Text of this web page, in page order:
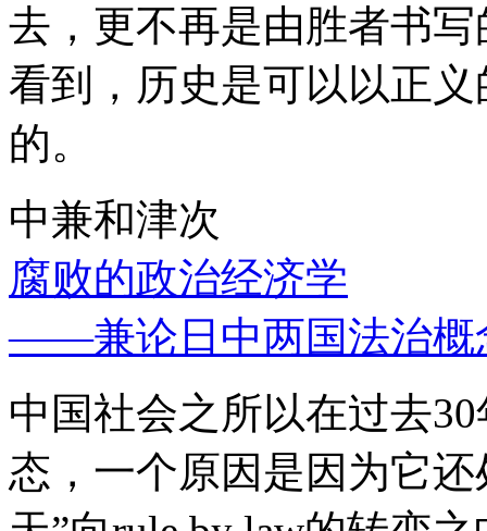
去，更不再是由胜者书
看到，历史是可以以正
的。
中兼和津次
腐败的政治经济学
——兼论日中两国法治概
中国社会之所以在过去
态，一个原因是因为它